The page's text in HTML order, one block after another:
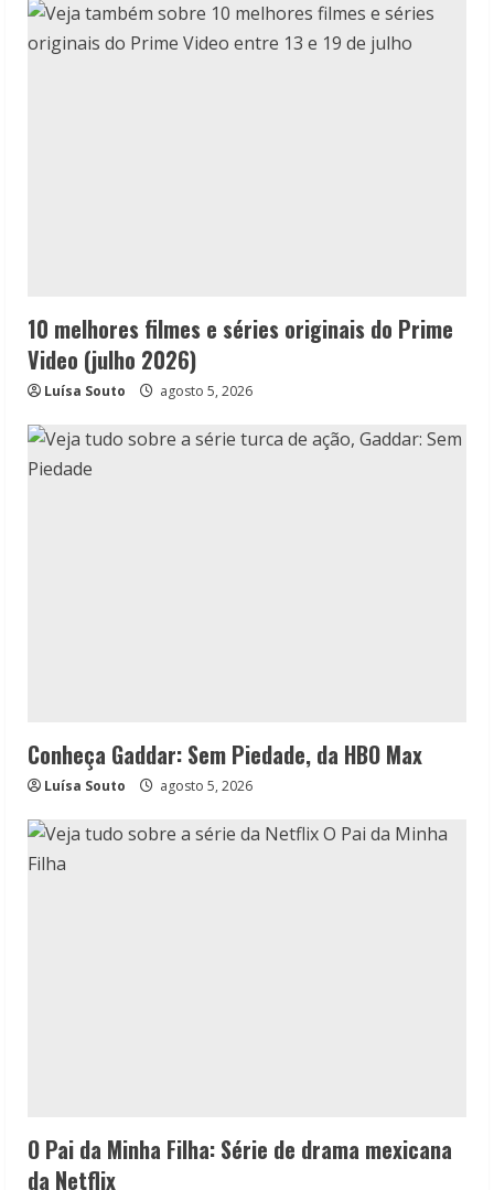
10 melhores filmes e séries originais do Prime
Video (julho 2026)
Luísa Souto agosto 5, 2026
Conheça Gaddar: Sem Piedade, da HBO Max
Luísa Souto agosto 5, 2026
O Pai da Minha Filha: Série de drama mexicana
da Netflix